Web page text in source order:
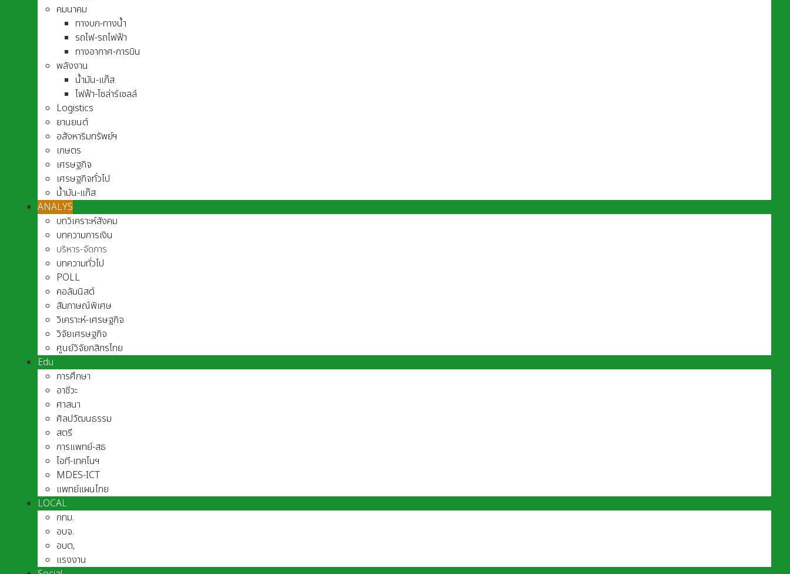
คมนาคม
ทางบก-ทางน้ำ
รถไฟ-รถไฟฟ้า
ทางอากาศ-การบิน
พลังงาน
น้ำมัน-แก๊ส
ไฟฟ้า-โซล่าร์เซลล์
Logistics
ยานยนต์
อสังหาริมทรัพย์ฯ
เกษตร
เศรษฐกิจ
เศรษฐกิจทั่วไป
น้ำมัน-แก๊ส
ANALYS
บทวิเคราะห์สังคม
บทความการเงิน
บริหาร-จัดการ
บทความทั่วไป
POLL
คอลัมนิสต์
สัมภาษณ์พิเศษ
วิเคราะห์-เศรษฐกิจ
วิจัยเศรษฐกิจ
ศูนย์วิจัยกสิกรไทย
Edu
การศึกษา
อาชีวะ
ศาสนา
ศิลปวัฒนธรรม
สตรี
การแพทย์-สธ
ไอที-เทคโนฯ
MDES-ICT
แพทย์แผนไทย
LOCAL
กทม.
อบจ.
อบต,
แรงงาน